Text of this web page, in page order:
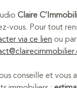
Claire
vous. Pour tout
via ce lien ou
conseille et vous